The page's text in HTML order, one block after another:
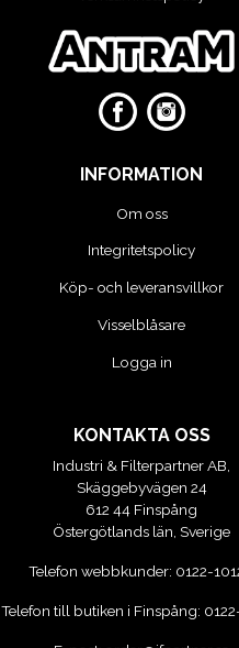
INFORMATION
Om oss
Integritetspolicy
Köp- och leveransvillkor
Visselblåsare
Logga in
KONTAKTA OSS
Industri & Filterpartner AB,
Skäggebyvägen 24
612 44 Finspång
Östergötlands län, Sverige
Telefon webbkunder: 0122-
Telefon till butiken i Finspång: